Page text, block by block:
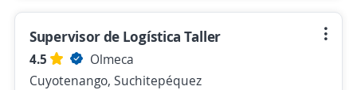
Supervisor de Logística Taller
4.5
Olmeca
Cuyotenango, Suchitepéquez